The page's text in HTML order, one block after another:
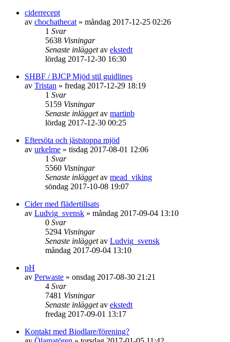
ciderrecept
av chochathecat » måndag 2017-12-25 02:26
1 Svar
5638 Visningar
Senaste inläggetav ekstedt
lördag 2017-12-30 16:30
SHBF / BJCP Mjöd stil guidlines
av Tristan » fredag 2017-12-29 18:19
1 Svar
5159 Visningar
Senaste inläggetav martinb
lördag 2017-12-30 00:25
Eftersöta och jäststoppa mjöd
av urkelme » tisdag 2017-08-01 12:06
1 Svar
5560 Visningar
Senaste inläggetav mead_viking
söndag 2017-10-08 19:07
Cider med flädertillsats
av Ludvig_svensk » måndag 2017-09-04 13:10
0 Svar
5294 Visningar
Senaste inläggetav Ludvig_svensk
måndag 2017-09-04 13:10
pH
av Perwaste » onsdag 2017-08-30 21:21
4 Svar
7481 Visningar
Senaste inläggetav ekstedt
fredag 2017-09-01 13:17
Kontakt med Biodlare/förening?